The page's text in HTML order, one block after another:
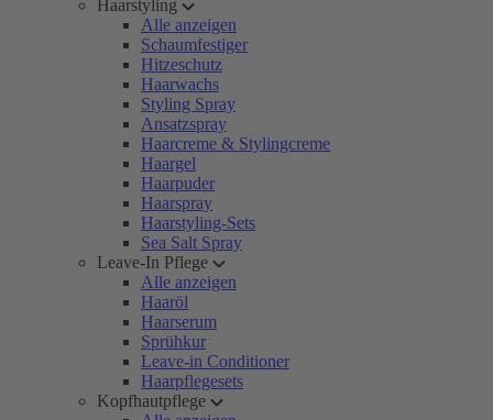
Haarstyling
Alle anzeigen
Schaumfestiger
Hitzeschutz
Haarwachs
Styling Spray
Ansatzspray
Haarcreme & Stylingcreme
Haargel
Haarpuder
Haarspray
Haarstyling-Sets
Sea Salt Spray
Leave-In Pflege
Alle anzeigen
Haaröl
Haarserum
Sprühkur
Leave-in Conditioner
Haarpflegesets
Kopfhautpflege